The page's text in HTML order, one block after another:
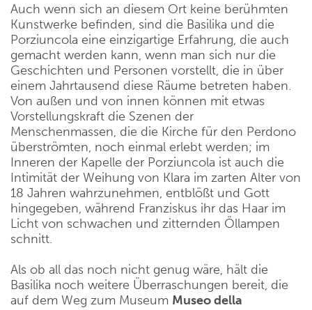
Auch wenn sich an diesem Ort keine berühmten
Kunstwerke befinden, sind die Basilika und die
Porziuncola eine einzigartige Erfahrung, die auch
gemacht werden kann, wenn man sich nur die
Geschichten und Personen vorstellt, die in über
einem Jahrtausend diese Räume betreten haben.
Von außen und von innen können mit etwas
Vorstellungskraft die Szenen der
Menschenmassen, die die Kirche für den Perdono
überströmten, noch einmal erlebt werden; im
Inneren der Kapelle der Porziuncola ist auch die
Intimität der Weihung von Klara im zarten Alter von
18 Jahren wahrzunehmen, entblößt und Gott
hingegeben, während Franziskus ihr das Haar im
Licht von schwachen und zitternden Öllampen
schnitt.
Als ob all das noch nicht genug wäre, hält die
Basilika noch weitere Überraschungen bereit, die
auf dem Weg zum Museum Museo della